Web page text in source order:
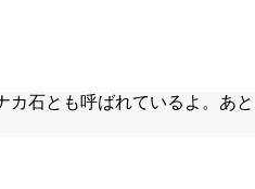
石とも呼ばれているよ。あ